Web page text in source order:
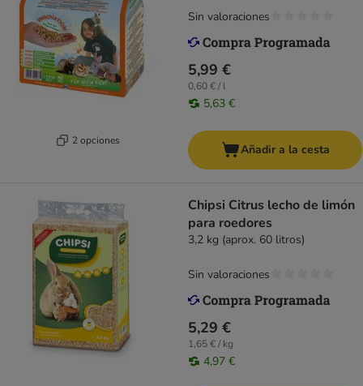
2 opciones
5,99 €
0,60 € / l
5,63 €
Sin valoraciones
Añadir a la cesta
Chipsi Citrus lecho de limón
para roedores
3,2 kg (aprox. 60 litros)
5,29 €
1,65 € / kg
4,97 €
Sin valoraciones